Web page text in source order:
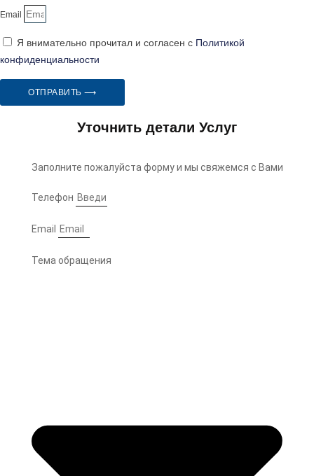
Email
Я внимательно прочитал и согласен с Политикой
конфиденциальности
ОТПРАВИТЬ ⟶
Уточнить детали Услуг
Заполните пожалуйста форму и мы свяжемся с Вами
Телефон
Email
Тема обращения